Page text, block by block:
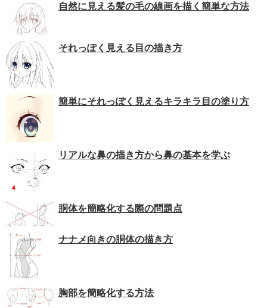
自然に見える髪の毛の線画を描く簡単な方法
それっぽく見える目の描き方
簡単にそれっぽく見えるキラキラ目の塗り方
リアルな鼻の描き方から鼻の基本を学ぶ
胴体を簡略化する際の問題点
ナナメ向きの胴体の描き方
胸部を簡略化する方法